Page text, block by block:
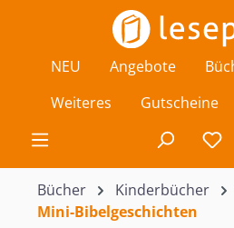
Zum Hauptinhalt springen
NEU Angebote
Weiteres
Gutscheine
Bücher Kinderbücher
Mini-Bibelgeschichten